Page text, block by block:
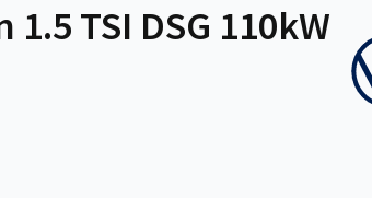
TSI DSG 110kW